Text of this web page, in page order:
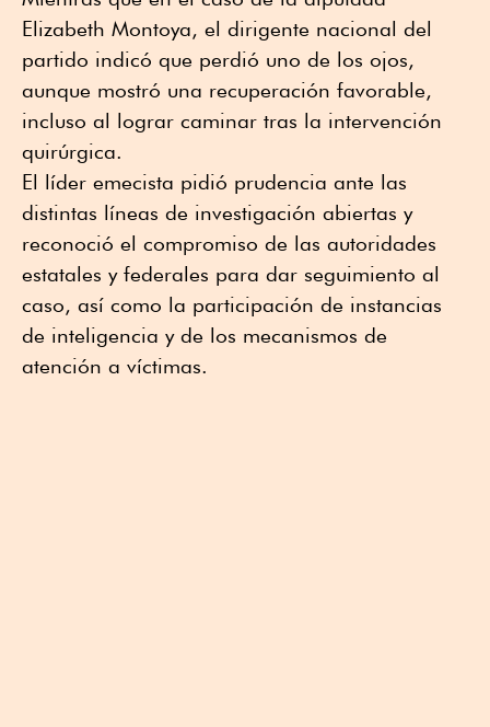
Elizabeth Montoya, el dirigente nacional del
partido indicó que perdió uno de los ojos,
aunque mostró una recuperación favorable,
incluso al lograr caminar tras la intervención
quirúrgica.
El líder emecista pidió prudencia ante las
distintas líneas de investigación abiertas y
reconoció el compromiso de las autoridades
estatales y federales para dar seguimiento al
caso, así como la participación de instancias
de inteligencia y de los mecanismos de
atención a víctimas.